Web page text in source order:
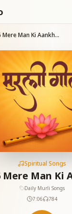
05022026 Mere Man Ki Aankhon Ko
Spiritual Songs
Mere Man Ki
Daily Murli Songs
7:06
784